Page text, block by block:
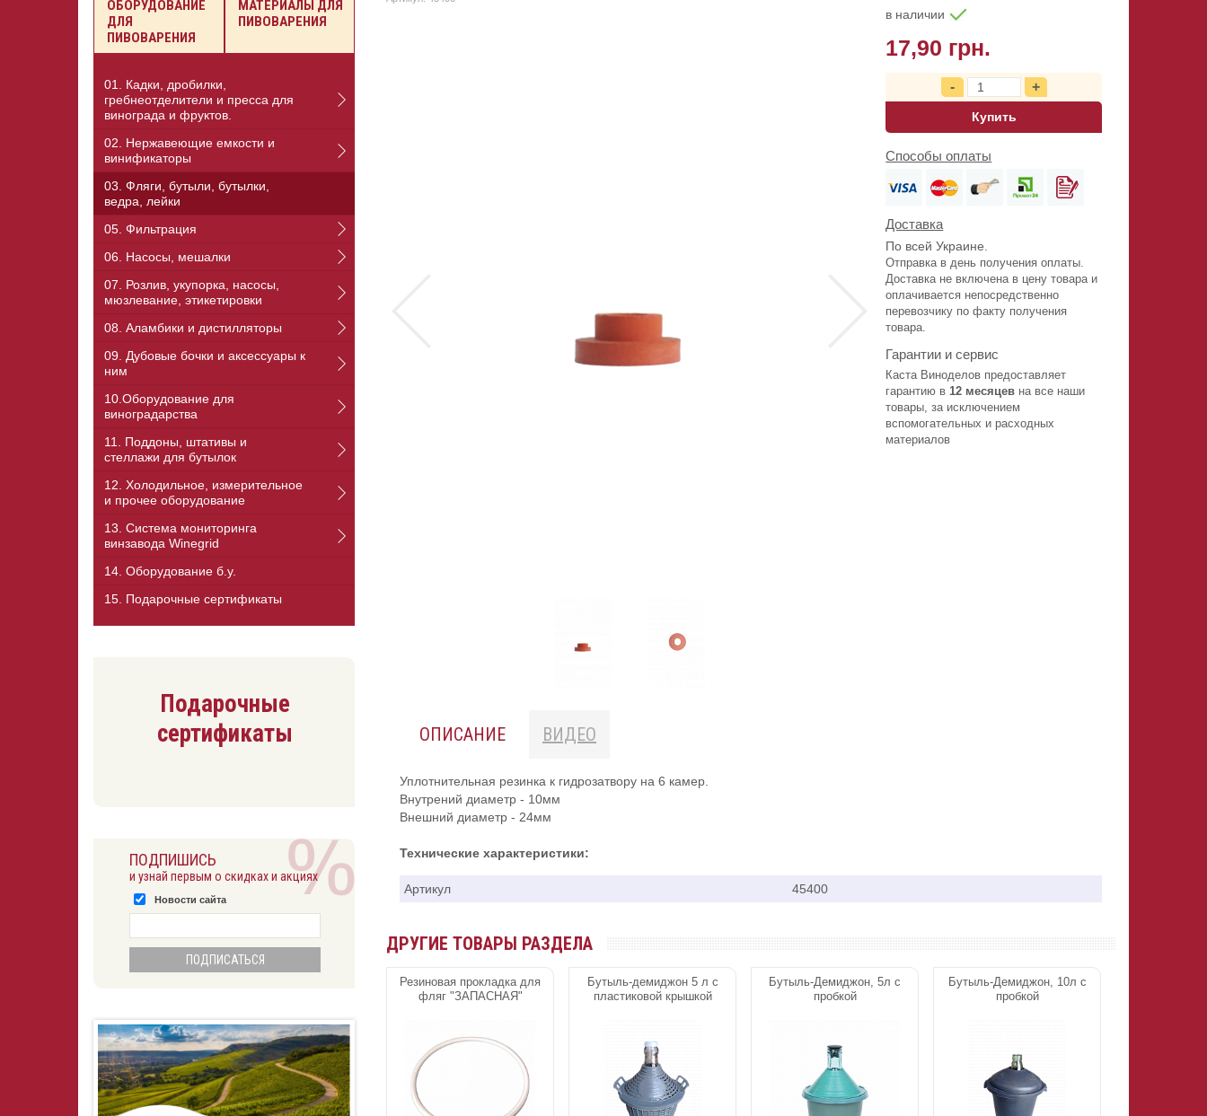
в наличии
17,90 грн.
Купить
Способы оплаты
Доставка
По всей Украине.
Отправка в день получения оплаты.
Доставка не включена в цену товара и
оплачивается непосредственно
перевозчику по факту получения
товара.
Гарантии и сервис
Каста Виноделов предоставляет
гарантию в12 месяцев на все наши
товары, за исключением
вспомогательных и расходных
материалов
ОПИСАНИЕ ВИДЕО
Уплотнительная резинка к гидрозатвору на 6 камер.
Внутрений диаметр - 10мм
Внешний диаметр - 24мм
Технические характеристики:
Артикул 45400
ДРУГИЕ ТОВАРЫ РАЗДЕЛА
Резиновая прокладка для
фляг "ЗАПАСНАЯ"
Бутыль-демиджон 5 л с
пластиковой крышкой
Бутыль-Демиджон, 5л с
пробкой
Бутыль-Демиджон, 10л с
пробкой
ОБОРУДОВАНИЕ
ДЛЯ
ПИВОВАРЕНИЯ
МАТЕРИАЛЫ ДЛЯ
ПИВОВАРЕНИЯ
01. Кадки, дробилки,
гребнеотделители и пресса для
винограда и фруктов.
02. Нержавеющие емкости и
винификаторы
03. Фляги, бутыли, бутылки,
ведра, лейки
05. Фильтрация
06. Насосы, мешалки
07. Розлив, укупорка, насосы,
мюзлевание, этикетировки
08. Аламбики и дистилляторы
09. Дубовые бочки и аксессуары к
ним
10.Оборудование для
виноградарства
11. Поддоны, штативы и
стеллажи для бутылок
12. Холодильное, измерительное
и прочее оборудование
13. Cистема мониторинга
винзавода Winegrid
14. Оборудование б.у.
15. Подарочные сертификаты
Подарочные
сертификаты
ПОДПИШИСЬ
и узнай первым о скидках и акциях
Новости сайта